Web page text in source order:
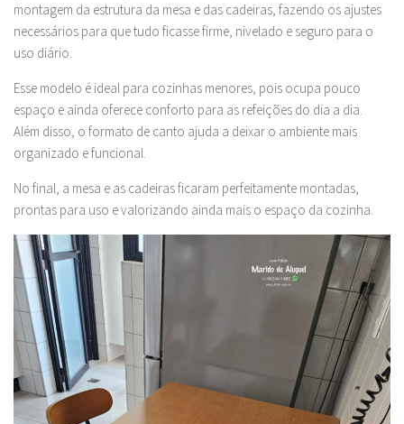
montagem da estrutura da mesa e das cadeiras, fazendo os ajustes
necessários para que tudo ficasse firme, nivelado e seguro para o
uso diário.
Esse modelo é ideal para cozinhas menores, pois ocupa pouco
espaço e ainda oferece conforto para as refeições do dia a dia.
Além disso, o formato de canto ajuda a deixar o ambiente mais
organizado e funcional.
No final, a mesa e as cadeiras ficaram perfeitamente montadas,
prontas para uso e valorizando ainda mais o espaço da cozinha.